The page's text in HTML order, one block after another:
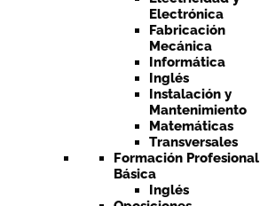
Electrónica
Fabricación
Mecánica
Informática
Inglés
Instalación y
Mantenimiento
Matemáticas
Transversales
Formación Profesional
Básica
Inglés